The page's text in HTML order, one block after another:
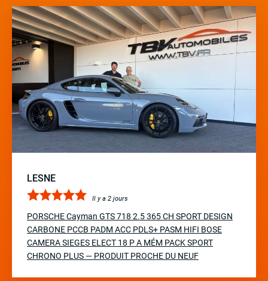
LESNE
Il y a 2 jours
PORSCHE Cayman GTS 718 2.5 365 CH SPORT DESIGN
CARBONE PCCB PADM ACC PDLS+ PASM HIFI BOSE
CAMERA SIEGES ELECT 18 P A MÉM PACK SPORT
CHRONO PLUS — PRODUIT PROCHE DU NEUF